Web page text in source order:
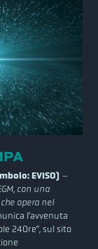
EVISO) –
con una
opera nel
l’avvenuta
24Ore”, sul sito